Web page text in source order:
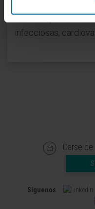
cromosoma 16 y su
infecciosas,
Darse
Síguenos